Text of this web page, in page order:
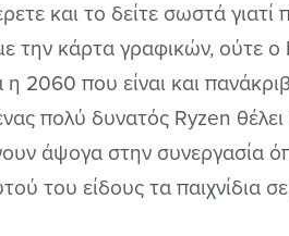
και το δείτε σωστά γιατί
την κάρτα γραφικών, ούτε
2060 που είναι και
πολύ δυνατός Ryzen
άψογα στην συνεργασία
του είδους τα παιχνίδια